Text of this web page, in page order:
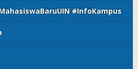
#InfoKampus